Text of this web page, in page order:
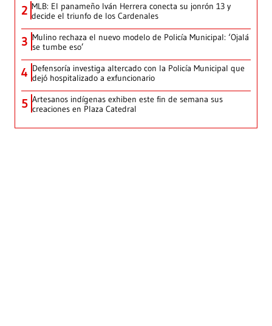
2 MLB: El panameño Iván Herrera conecta su jonrón 13 y
decide el triunfo de los Cardenales
3 Mulino rechaza el nuevo modelo de Policía Municipal: ‘Ojalá
se tumbe eso’
4 Defensoría investiga altercado con la Policía Municipal que
dejó hospitalizado a exfuncionario
5 Artesanos indígenas exhiben este fin de semana sus
creaciones en Plaza Catedral